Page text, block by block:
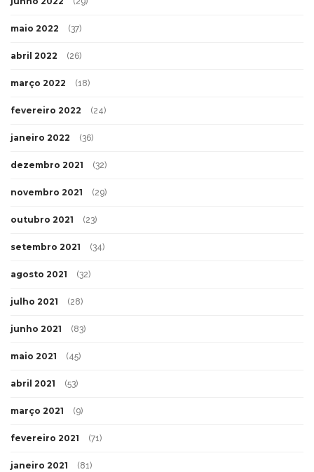
maio 2022 (37)
abril 2022 (26)
março 2022 (18)
fevereiro 2022 (24)
janeiro 2022 (36)
dezembro 2021 (32)
novembro 2021 (29)
outubro 2021 (23)
setembro 2021 (34)
agosto 2021 (32)
julho 2021 (28)
junho 2021 (83)
maio 2021 (45)
abril 2021 (53)
março 2021 (9)
fevereiro 2021 (71)
janeiro 2021 (81)